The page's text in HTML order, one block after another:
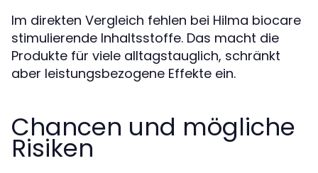
Im direkten Vergleich fehlen bei Hilma biocare
stimulierende Inhaltsstoffe. Das macht die
Produkte für viele alltagstauglich, schränkt
aber leistungsbezogene Effekte ein.
Chancen und mögliche
Risiken